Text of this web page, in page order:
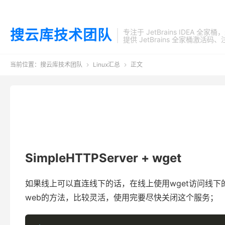
搜云库技术团队
专注于 JetBrains IDEA 全家桶
提供 JetBrains 全家桶激活码、
当前位置： 搜云库技术团队  Linux汇总  正文
SimpleHTTPServer + wget
如果线上可以直连线下的话，在线上使用wget访问线下
web的方法，比较灵活，使用完要尽快关闭这个服务；